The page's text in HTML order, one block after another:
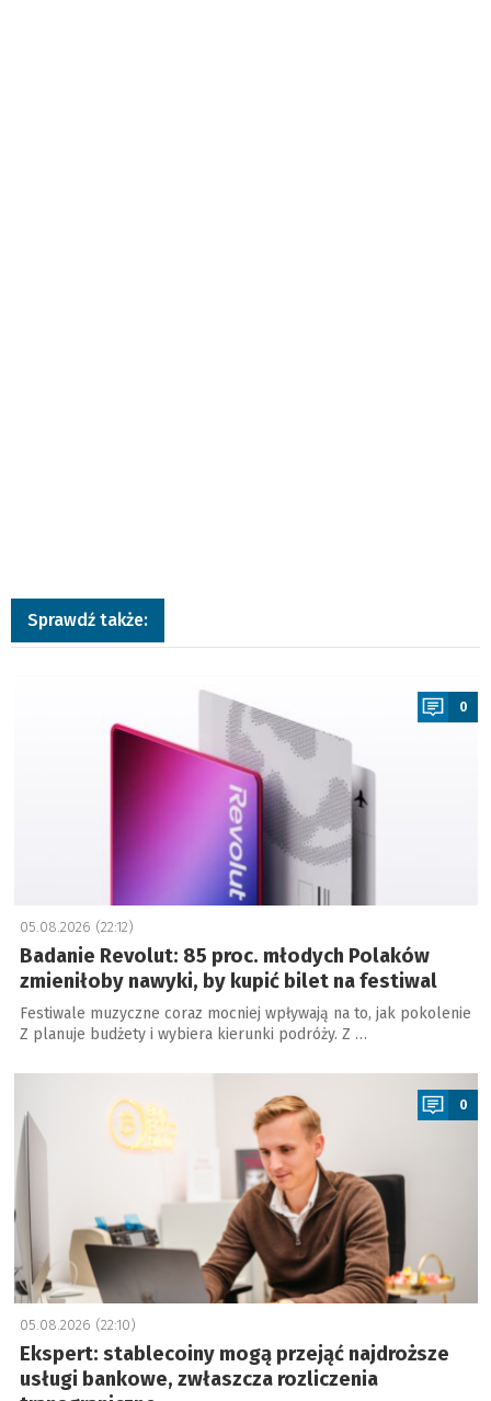
Sprawdź także:
0
05.08.2026 (22:12)
Badanie Revolut: 85 proc. młodych Polaków
zmieniłoby nawyki, by kupić bilet na festiwal
Festiwale muzyczne coraz mocniej wpływają na to, jak pokolenie
Z planuje budżety i wybiera kierunki podróży. Z …
a
0
05.08.2026 (22:10)
Ekspert: stablecoiny mogą przejąć najdroższe
usługi bankowe, zwłaszcza rozliczenia